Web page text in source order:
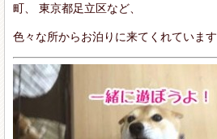
町、 東京都足立区など、
色々な所からお泊りに来てくれています